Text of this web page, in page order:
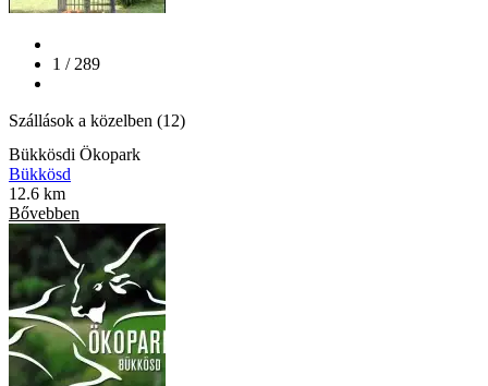
1 / 289
Szállások a közelben (12)
Bükkösdi Ökopark
Bükkösd
12.6 km
Bővebben